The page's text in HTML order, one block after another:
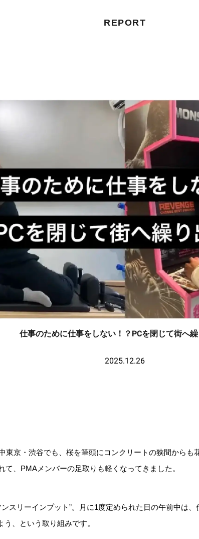
REPORT
仕事のために仕事をしない！？PCを閉じて街へ
2025.12.26
東京・渋谷でも、桜を筆頭にコンクリートの狭間からも
て、PMAメンバーの足取りも軽くなってきました。
スリーインプット”。月に1度定められた日の午前中は
、という取り組みです。